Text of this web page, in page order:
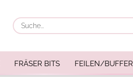
FRÄSER BITS FEILEN/BUFFER